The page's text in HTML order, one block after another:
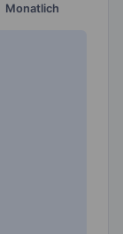
Monatlich